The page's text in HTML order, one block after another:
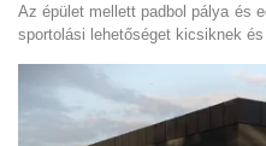
Az épület mellett padbol pálya és
sportolási lehetőséget kicsiknek és